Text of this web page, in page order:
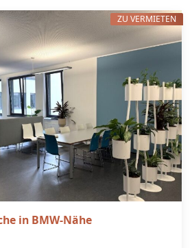
in BMW-Nähe
ZU VERMIETEN